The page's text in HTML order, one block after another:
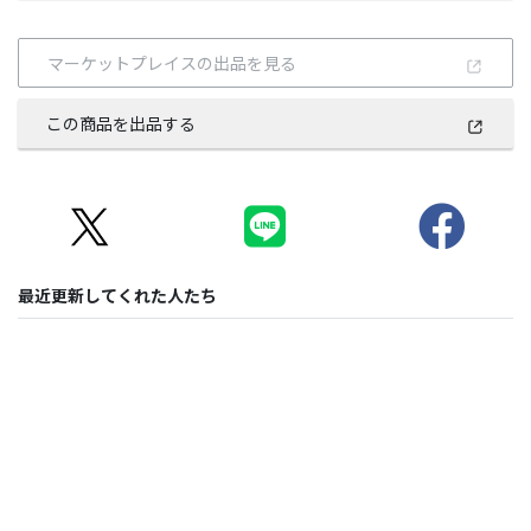
マーケットプレイスの出品を見る
この商品を出品する
最近更新してくれた人たち